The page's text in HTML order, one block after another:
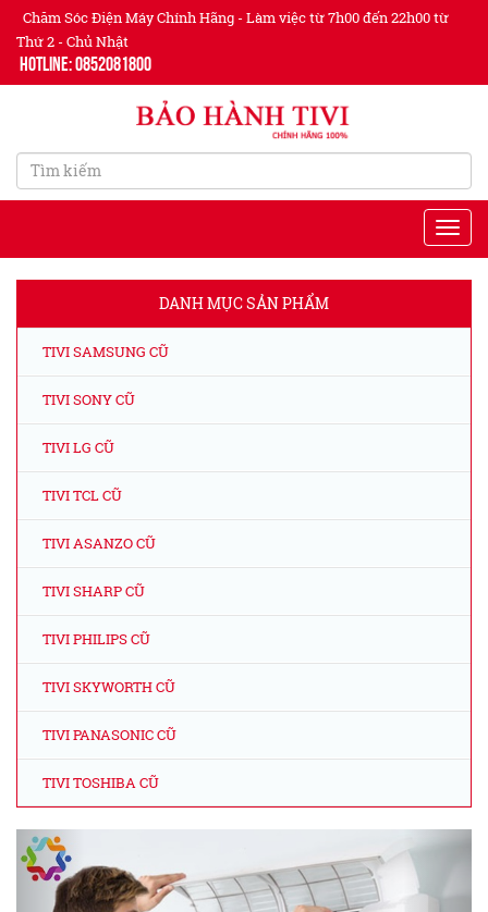
Chăm Sóc Điện Máy Chính Hãng - Làm việc từ 7h00 đến 22h00 từ
Thứ 2 - Chủ Nhật
Hotline: 0852081800
DANH MỤC SẢN PHẨM
TIVI SAMSUNG CŨ
TIVI SONY CŨ
TIVI LG CŨ
TIVI TCL CŨ
TIVI ASANZO CŨ
TIVI SHARP CŨ
TIVI PHILIPS CŨ
TIVI SKYWORTH CŨ
TIVI PANASONIC CŨ
TIVI TOSHIBA CŨ
Previous Next